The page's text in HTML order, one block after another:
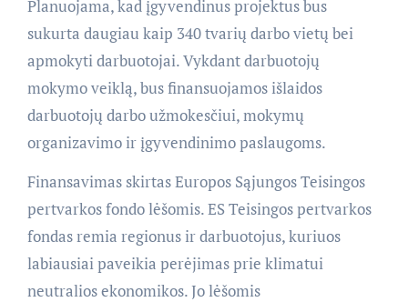
Planuojama, kad įgyvendinus projektus bus
sukurta daugiau kaip 340 tvarių darbo vietų bei
apmokyti darbuotojai. Vykdant darbuotojų
mokymo veiklą, bus finansuojamos išlaidos
darbuotojų darbo užmokesčiui, mokymų
organizavimo ir įgyvendinimo paslaugoms.
Finansavimas skirtas Europos Sąjungos Teisingos
pertvarkos fondo lėšomis. ES Teisingos pertvarkos
fondas remia regionus ir darbuotojus, kuriuos
labiausiai paveikia perėjimas prie klimatui
neutralios ekonomikos. Jo lėšomis